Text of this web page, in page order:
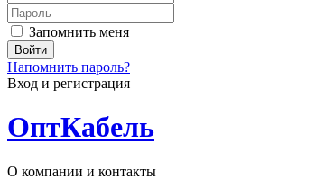
Запомнить меня
Напомнить пароль?
Вход и регистрация
ОптКабель
О компании и контакты